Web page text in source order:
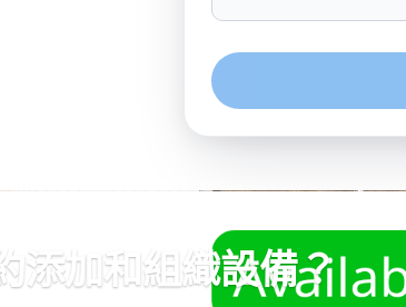
添加和組織設備？